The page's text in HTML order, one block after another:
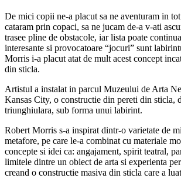
De mici copii ne-a placut sa ne aventuram in
cataram prin copaci, sa ne jucam de-a v-ati
trasee pline de obstacole, iar lista poate
interesante si provocatoare “jocuri” sunt
Morris i-a placut atat de mult acest concept
din sticla.
Artistul a instalat in parcul Muzeului de Arta
Kansas City, o constructie din pereti din sticla,
triunghiulara, sub forma unui labirint.
Robert Morris s-a inspirat dintr-o varietate de
metafore, pe care le-a combinat cu materiale
concepte si idei ca: angajament, spirit teatral,
limitele dintre un obiect de arta si experienta
creand o constructie masiva din sticla care a